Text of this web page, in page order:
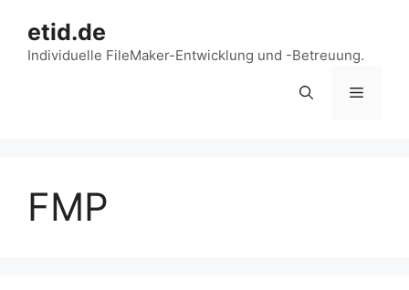
Inhalt
springen
etid.de
Individuelle FileMaker-Entwicklung und -Betreuung.
Menü
FMP